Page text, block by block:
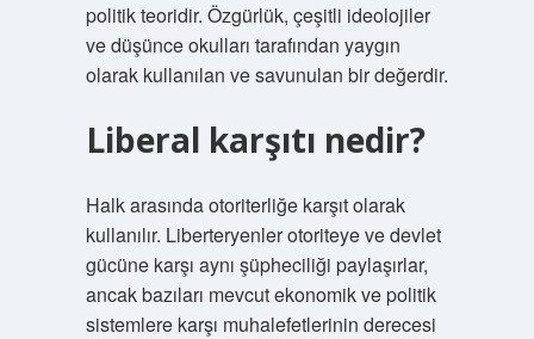
politik teoridir. Özgürlük, çeşitli ideolojiler
ve düşünce okulları tarafından yaygın
olarak kullanılan ve savunulan bir değerdir.
Liberal karşıtı nedir?
Halk arasında otoriterliğe karşıt olarak
kullanılır. Liberteryenler otoriteye ve devlet
gücüne karşı aynı şüpheciliği paylaşırlar,
ancak bazıları mevcut ekonomik ve politik
sistemlere karşı muhalefetlerinin derecesi